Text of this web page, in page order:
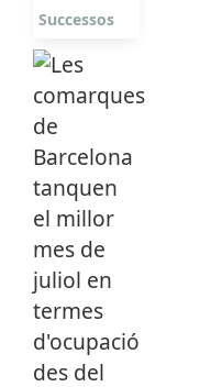
Successos